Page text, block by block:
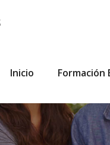
Inicio Formación